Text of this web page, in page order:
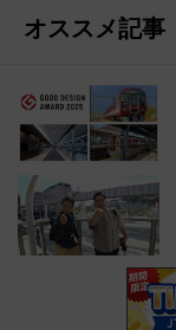
オススメ記事